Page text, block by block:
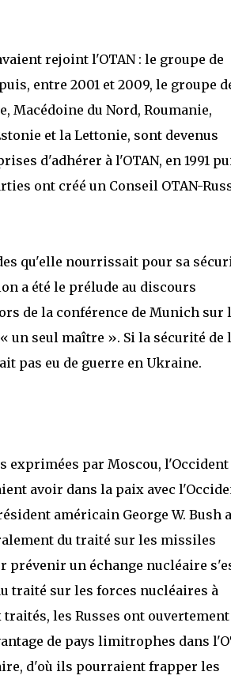
rejoint l'OTAN : le groupe de
entre 2001 et 2009, le groupe
Macédoine du Nord, Roumanie,
et la Lettonie, sont devenus
d'adhérer à l'OTAN, en 1991
ont créé un Conseil OTAN-
qu'elle nourrissait pour sa
a été le prélude au discours
de la conférence de Munich sur
un seul maître ». Si la sécurité de
pas eu de guerre en Ukraine.
exprimées par Moscou, l'Occident
avoir dans la paix avec
américain George W. Bush a
du traité sur les missiles
prévenir un échange nucléaire
traité sur les forces nucléaires à
les Russes ont ouvertement
de pays limitrophes dans
d'où ils pourraient frapper les